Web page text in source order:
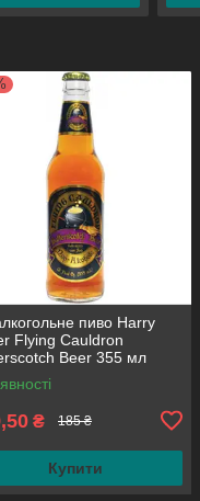
пиво Harry
Flying Cauldron
Beer 355 мл
₴ 185 ₴
Купити